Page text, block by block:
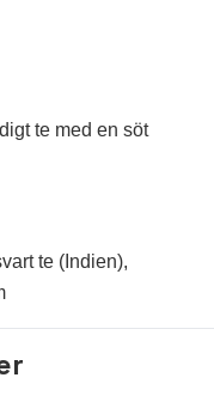
te med en söt
te (Indien),